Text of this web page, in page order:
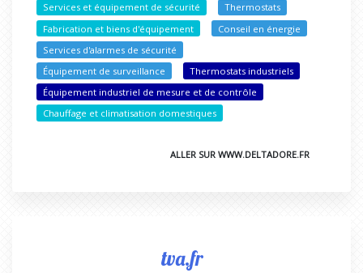
Services et équipement de sécurité
Thermostats
Fabrication et biens d'équipement
Conseil en énergie
Services d'alarmes de sécurité
Équipement de surveillance
Thermostats industriels
Équipement industriel de mesure et de contrôle
Chauffage et climatisation domestiques
ALLER SUR WWW.DELTADORE.FR
tva.fr